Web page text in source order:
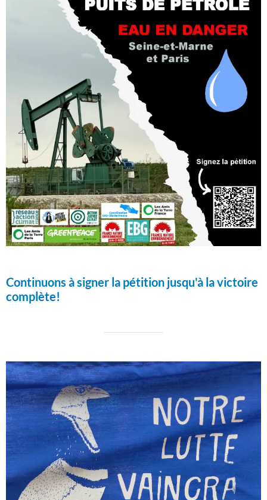
Continuons à signer la pétition jusqu'à la victoire
complète!